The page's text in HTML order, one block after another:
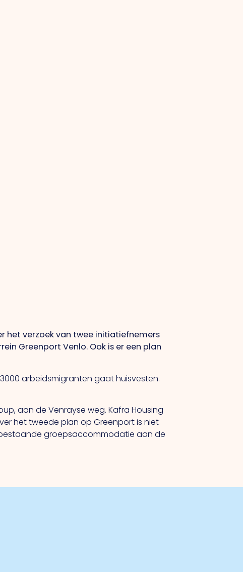
het verzoek van twee initiatiefnemers
Greenport Venlo. Ook is er een plan
arbeidsmigranten gaat huisvesten.
aan de Venrayse weg. Kafra Housing
het tweede plan op Greenport is niet
groepsaccommodatie aan de